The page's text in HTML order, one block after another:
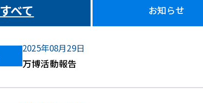
すべて お知らせ
2025年08月29日
万博活動報告